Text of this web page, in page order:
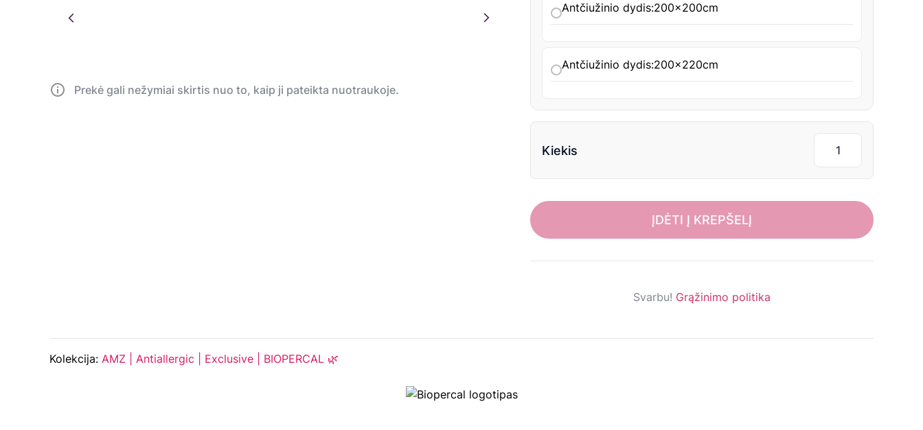
Prekė gali nežymiai skirtis nuo to, kaip ji pateikta nuotraukoje.
Antčiužinio dydis:200x200cm
Antčiužinio dydis:200x220cm
Kiekis
ĮDĖTI Į KREPŠELĮ
Svarbu! Grąžinimo politika
Kolekcija: AMZ | Antiallergic | Exclusive | BIOPERCAL 🌿